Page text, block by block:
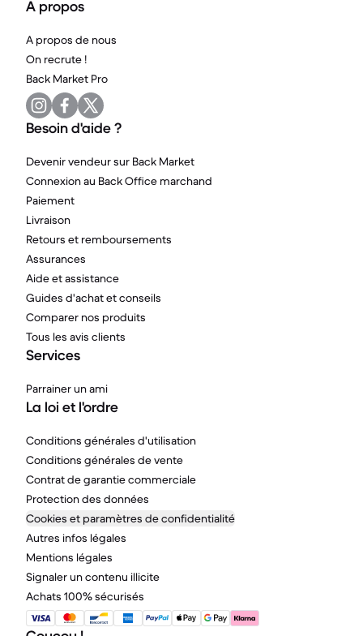
A propos
A propos de nous
On recrute !
Back Market Pro
Besoin d'aide ?
Devenir vendeur sur Back Market
Connexion au Back Office marchand
Paiement
Livraison
Retours et remboursements
Assurances
Aide et assistance
Guides d'achat et conseils
Comparer nos produits
Tous les avis clients
Services
Parrainer un ami
La loi et l'ordre
Conditions générales d'utilisation
Conditions générales de vente
Contrat de garantie commerciale
Protection des données
Cookies et paramètres de confidentialité
Autres infos légales
Mentions légales
Signaler un contenu illicite
Achats 100% sécurisés